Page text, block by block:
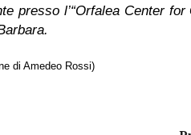
presso l’“Orfalea Center
di Amedeo Rossi)